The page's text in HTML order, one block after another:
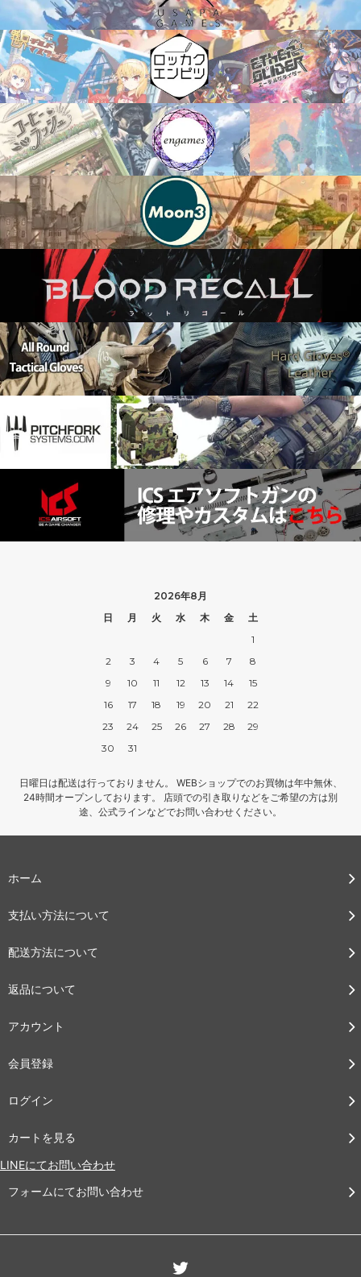
2026年8月
日
月 火 水 木 金
土
1
2
3 4 5 6 7
8
9
10 11 12 13 14
15
16
17 18 19 20 21
22
23
24 25 26 27 28
29
30
31
日曜日は配送は行っておりません。 WEBショップでのお買物は年中無休、
24時間オープンしております。 店頭での引き取りなどをご希望の方は別
途、公式ラインなどでお問い合わせください。
ホーム
支払い方法について
配送方法について
返品について
アカウント
会員登録
ログイン
カートを見る
LINEにてお問い合わせ
フォームにてお問い合わせ